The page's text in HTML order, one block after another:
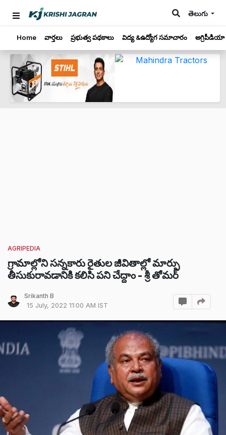
తెలుగు
Home వార్తలు ప్రభుత్వ పథకాలు విద్య &ఉద్యోగ సమాచారం అగ్రిపీడియా
AGRIPEDIA
గ్రామాల్లోని సన్నకారు రైతుల జీవితాల్లో మార్పు
తీసుకురావడానికి కలిసి పని చేద్దాం - శ్రీ తోమర్
Srikanth B
15 July, 2022 11:00 AM IST